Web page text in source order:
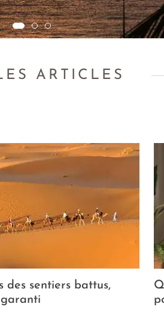
ARTICLES
des sentiers battus,